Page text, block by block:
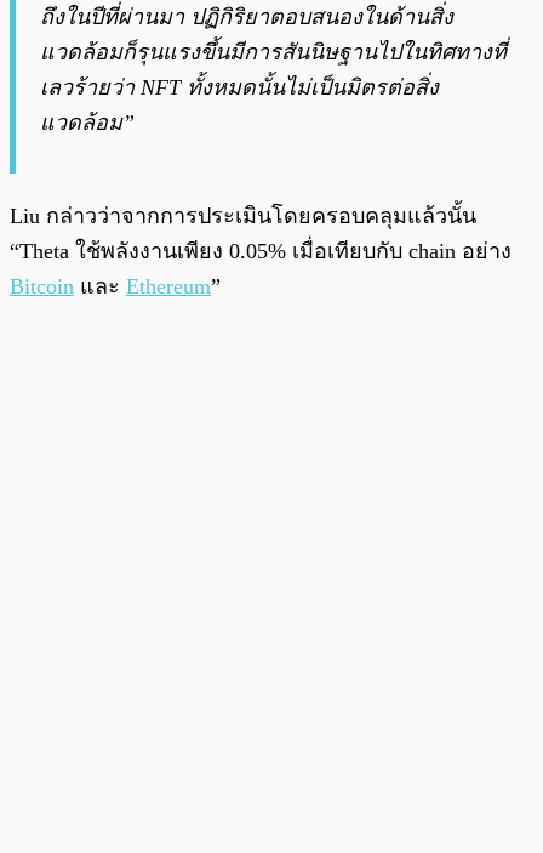
ถึงในปีที่ผ่านมา ปฏิกิริยาตอบสนองในด้านสิ่ง
แวดล้อมก็รุนแรงขึ้นมีการสันนิษฐานไปในทิศทางที่
เลวร้ายว่า NFT ทั้งหมดนั้นไม่เป็นมิตรต่อสิ่ง
แวดล้อม”
Liu กล่าวว่าจากการประเมินโดยครอบคลุมแล้วนั้น
“Theta ใช้พลังงานเพียง 0.05% เมื่อเทียบกับ chain อย่าง
Bitcoin และ Ethereum”